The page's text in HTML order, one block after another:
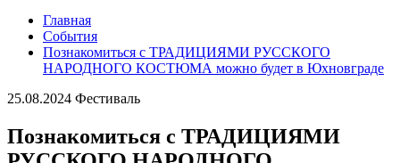
Главная
События
Познакомиться с ТРАДИЦИЯМИ РУССКОГО
НАРОДНОГО КОСТЮМА можно будет в Юхновграде
25.08.2024 Фестиваль
Познакомиться с ТРАДИЦИЯМИ